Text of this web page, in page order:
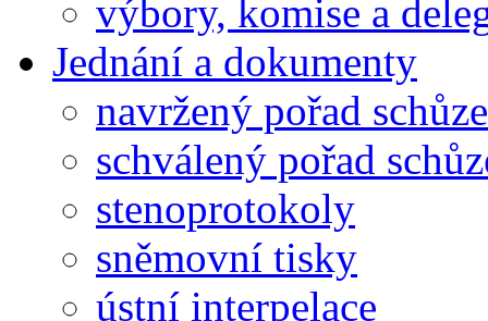
výbory, komise a
Jednání a dokumenty
navržený pořad schůze
schválený pořad
stenoprotokoly
sněmovní tisky
ústní interpelace